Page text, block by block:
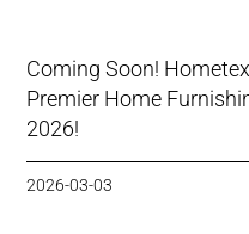
Coming Soon!
Premier Home
2026!
2026-03-03